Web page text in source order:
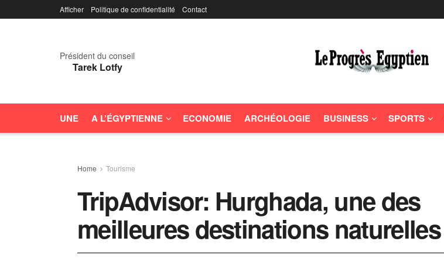
Afficher Politique de confidentialité Contact
Président du conseil
Tarek Lotfy
UNE A L’ÉGYPTIENNE ECONOMIE ARCHÉOLOGIE BUSINESS SPORTS
Home Tourisme
TripAdvisor: Hurghada, une des
meilleures destinations naturelles